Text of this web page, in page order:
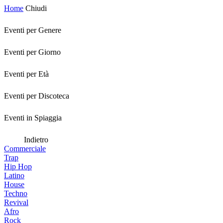
Home Chiudi
Eventi per Genere
Eventi per Giorno
Eventi per Età
Eventi per Discoteca
Eventi in Spiaggia
Indietro
Commerciale
Trap
Hip Hop
Latino
House
Techno
Revival
Afro
Rock